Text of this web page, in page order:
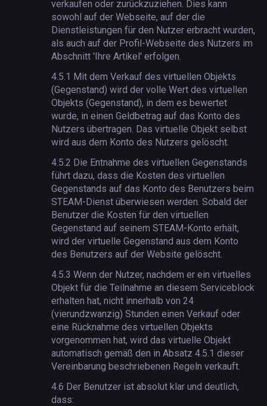
verkaufen oder zurückzuziehen. Dies kann
sowohl auf der Webseite, auf der die
Dienstleistungen für den Nutzer erbracht wurden,
als auch auf der Profil-Webseite des Nutzers im
Abschnitt 'Ihre Artikel' erfolgen.
4.5.1 Mit dem Verkauf des virtuellen Objekts
(Gegenstand) wird der volle Wert des virtuellen
Objekts (Gegenstand), in dem es bewertet
wurde, in einen Geldbetrag auf das Konto des
Nutzers übertragen. Das virtuelle Objekt selbst
wird aus dem Konto des Nutzers gelöscht.
4.5.2 Die Entnahme des virtuellen Gegenstands
führt dazu, dass die Kosten des virtuellen
Gegenstands auf das Konto des Benutzers beim
STEAM-Dienst überwiesen werden. Sobald der
Benutzer die Kosten für den virtuellen
Gegenstand auf seinem STEAM-Konto erhält,
wird der virtuelle Gegenstand aus dem Konto
des Benutzers auf der Website gelöscht.
4.5.3 Wenn der Nutzer, nachdem er ein virtuelles
Objekt für die Teilnahme an diesem Serviceblock
erhalten hat, nicht innerhalb von 24
(vierundzwanzig) Stunden einen Verkauf oder
eine Rücknahme des virtuellen Objekts
vorgenommen hat, wird das virtuelle Objekt
automatisch gemäß den in Absatz 4.5.1 dieser
Vereinbarung beschriebenen Regeln verkauft.
4.6 Der Benutzer ist absolut klar und deutlich,
dass: